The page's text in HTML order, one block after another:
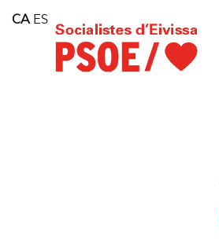
Consell Insular d'Eivissa
Services
CA ES